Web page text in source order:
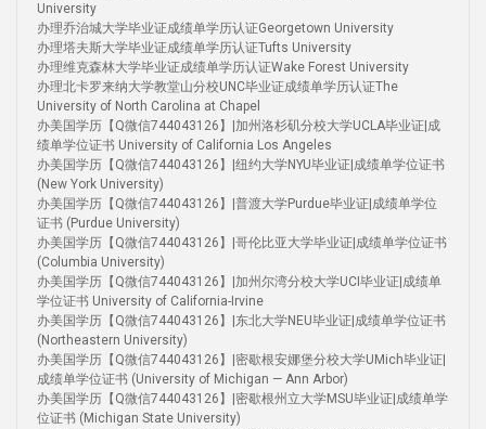
University
办理乔治城大学毕业证成绩单学历认证Georgetown University
办理塔夫斯大学毕业证成绩单学历认证Tufts University
办理维克森林大学毕业证成绩单学历认证Wake Forest University
办理北卡罗来纳大学教堂山分校UNC毕业证成绩单学历认证The
University of North Carolina at Chapel
办美国学历【Q微信744043126】|加州洛杉矶分校大学UCLA毕业证|成
绩单学位证书 University of California Los Angeles
办美国学历【Q微信744043126】|纽约大学NYU毕业证|成绩单学位证书
(New York University)
办美国学历【Q微信744043126】|普渡大学Purdue毕业证|成绩单学位
证书 (Purdue University)
办美国学历【Q微信744043126】|哥伦比亚大学毕业证|成绩单学位证书
(Columbia University)
办美国学历【Q微信744043126】|加州尔湾分校大学UCI毕业证|成绩单
学位证书 University of California-Irvine
办美国学历【Q微信744043126】|东北大学NEU毕业证|成绩单学位证书
(Northeastern University)
办美国学历【Q微信744043126】|密歇根安娜堡分校大学UMich毕业证|
成绩单学位证书 (University of Michigan — Ann Arbor)
办美国学历【Q微信744043126】|密歇根州立大学MSU毕业证|成绩单学
位证书 (Michigan State University)